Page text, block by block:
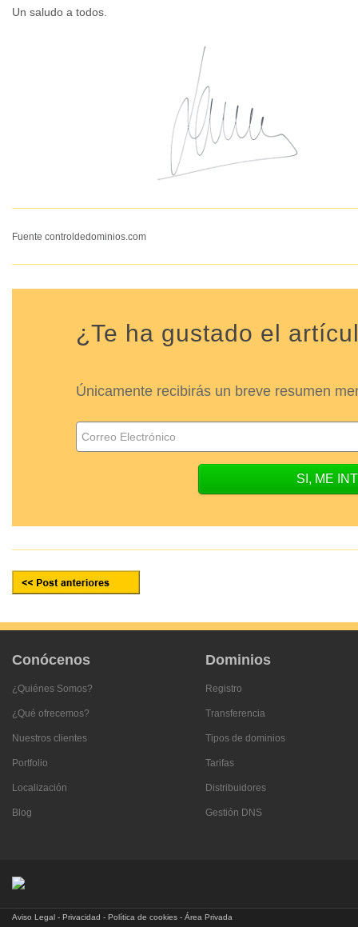
Un saludo a todos.
Fuente controldedominios.com
¿Te ha gustado el
Únicamente recibirás un breve resumen
Conócenos
¿Quiénes Somos?
¿Qué ofrecemos?
Nuestros clientes
Portfolio
Localización
Blog
Dominios
Registro
Transferencia
Tipos de dominios
Tarifas
Distribuidores
Gestión DNS
Aviso Legal - Privacidad - Política de cookies - Área Privada